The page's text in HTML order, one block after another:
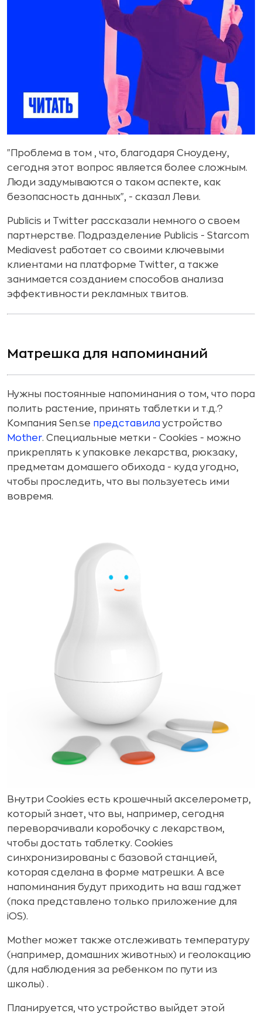
"Проблема в том , что, благодаря Сноудену,
сегодня этот вопрос является более сложным.
Люди задумываются о таком аспекте, как
безопасность данных", - сказал Леви.
Publicis и Twitter рассказали немного о своем
партнерстве. Подразделение Publicis - Starcom
Mediavest работает со своими ключевыми
клиентами на платформе Twitter, а также
занимается созданием способов анализа
эффективности рекламных твитов.
Матрешка для напоминаний
Нужны постоянные напоминания о том, что пора
полить растение, принять таблетки и т.д.?
Компания Sen.se представила устройство
Mother. Специальные метки - Cookies - можно
прикреплять к упаковке лекарства, рюкзаку,
предметам домашего обихода - куда угодно,
чтобы проследить, что вы пользуетесь ими
вовремя.
Внутри Cookies есть крошечный акселерометр,
который знает, что вы, например, сегодня
переворачивали коробочку с лекарством,
чтобы достать таблетку. Cookies
синхронизированы с базовой станцией,
которая сделана в форме матрешки. А все
напоминания будут приходить на ваш гаджет
(пока представлено только приложение для
iOS).
Mother может также отслеживать температуру
(например, домашних животных) и геолокацию
(для наблюдения за ребенком по пути из
школы) .
Планируется, что устройство выйдет этой